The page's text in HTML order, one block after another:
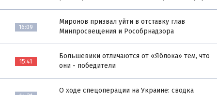
16:09
Миронов призвал уйти в отставку глав
Минпросвещения и Рособрнадзора
15:41
Большевики отличаются от «Яблока» тем, что
они - победители
О ходе спецоперации на Украине: сводка